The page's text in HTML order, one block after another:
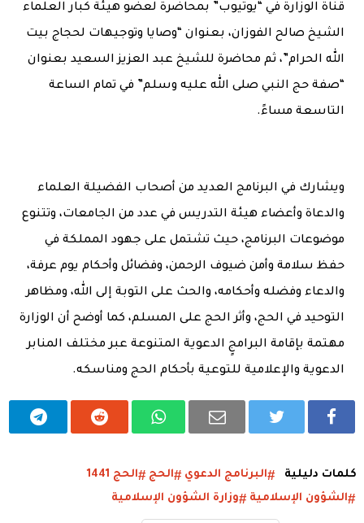
قناة الوزارة في “يوتيوب” بمحاضرة لعضو هيئة كبار العلماء
الشيخ صالح الفوزان، بعنوان “وصايا وتوجيهات لحجاج بيت
الله الحرام”، ثم محاضرة للشيخ عبد العزيز السعيد بعنوان
“صفة حج النبي صلى الله عليه وسلم” في تمام الساعة
التاسعة مساءً.
ويشارك في البرنامج العديد من أصحاب الفضيلة العلماء
والدعاة وأعضاء هيئة التدريس في عدد من الجامعات، وتتنوع
موضوعات البرنامج، حيث تشتمل على جهود المملكة في
حفظ سلامة وأمن ضيوف الرحمن، وفضائل وأحكام يوم عرفة،
والدعاء وفضله وأحكامه، والحث على التوبة إلى الله، ومظاهر
التوحيد في الحج، وأثر الحج على المسلم، كما أوضح أن الوزارة
مهتمة بإقامة البرامجٍ الدعوية المتنوعة عبر مختلف المنابر
الدعوية والإعلامية للتوعية بأحكام الحج ومناسكه.
كلمات دليلية البرنامج الدعوي الحج
الحج 1441
الشؤون الإسلامية
وزارة الشؤون الإسلامية